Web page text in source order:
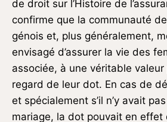
de droit sur l’Histoire de
confirme que la communauté
génois et, plus généralement,
envisagé d’assurer la vie des
associée, à une véritable valeur
regard de leur dot. En cas de
et spécialement s’il n’y avait
mariage, la dot pouvait en effet